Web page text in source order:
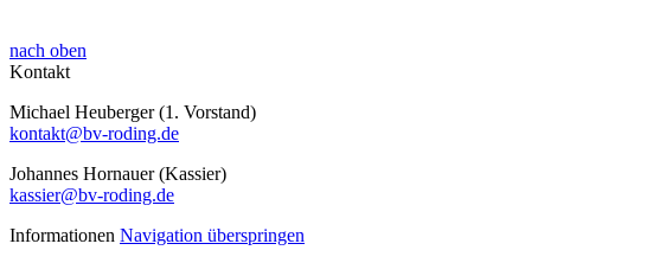
nach oben
Kontakt
Michael Heuberger (1. Vorstand)
kontakt@bv-roding.de
Johannes Hornauer (Kassier)
kassier@bv-roding.de
Informationen Navigation überspringen